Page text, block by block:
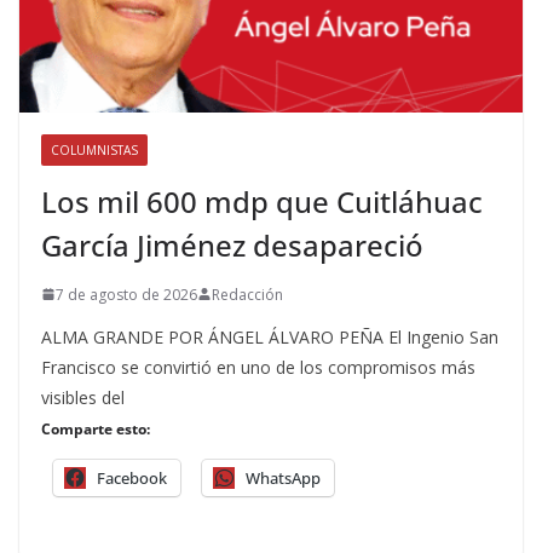
COLUMNISTAS
Los mil 600 mdp que Cuitláhuac
García Jiménez desapareció
7 de agosto de 2026 Redacción
ALMA GRANDE POR ÁNGEL ÁLVARO PEÑA El Ingenio San
Francisco se convirtió en uno de los compromisos más
visibles del
Comparte esto:
Facebook WhatsApp